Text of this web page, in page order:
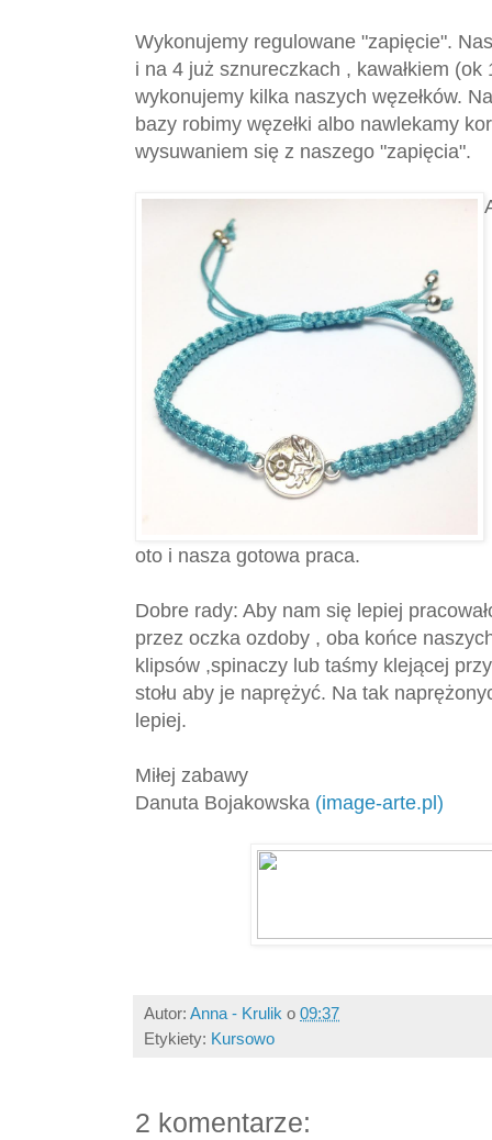
Wykonujemy regulowane "zapięcie".
i na 4 już sznureczkach , kawałkiem
wykonujemy kilka naszych węzełków.
bazy robimy węzełki albo nawlekamy
wysuwaniem się z naszego "zapięcia".
oto i nasza gotowa praca.
Dobre rady: Aby nam się lepiej
przez oczka ozdoby , oba końce
klipsów ,spinaczy lub taśmy klejącej
stołu aby je naprężyć. Na tak
lepiej.
Miłej zabawy
Danuta Bojakowska (image-arte.pl)
Autor: Anna - Krulik o 09:37
Etykiety: Kursowo
2 komentarze: